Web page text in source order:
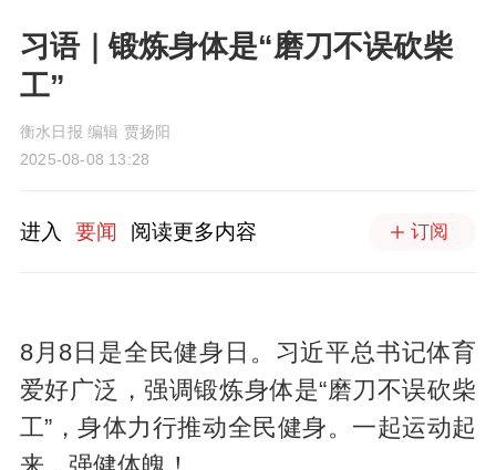
习语｜锻炼身体是“磨刀不误砍柴
工”
衡水日报 编辑 贾扬阳
2025-08-08 13:28
进入 要闻 阅读更多内容 订阅
8月8日是全民健身日。习近平总书记体育
爱好广泛，强调锻炼身体是“磨刀不误砍柴
工”，身体力行推动全民健身。一起运动起